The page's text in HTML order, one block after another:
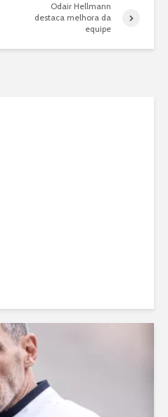
Odair Hellmann
destaca melhora da
equipe